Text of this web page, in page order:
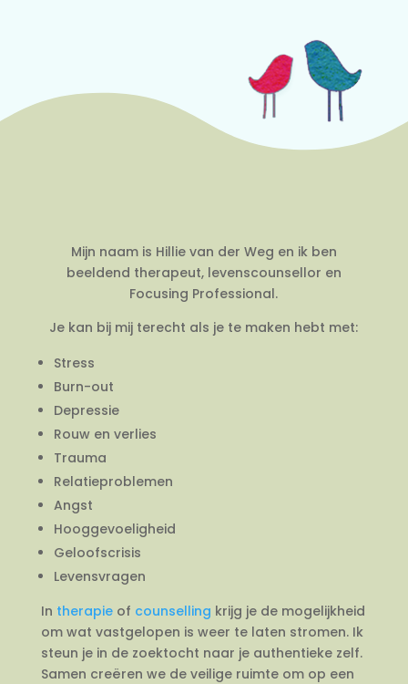
Mijn naam is Hillie van der Weg en ik ben
beeldend therapeut, levenscounsellor en
Focusing Professional.
Je kan bij mij terecht als je te maken hebt met:
Stress
Burn-out
Depressie
Rouw en verlies
Trauma
Relatieproblemen
Angst
Hooggevoeligheid
Geloofscrisis
Levensvragen
In therapieof counselling krijg je de mogelijkheid
om wat vastgelopen is weer te laten stromen. Ik
steun je in de zoektocht naar je authentieke zelf.
Samen creëren we de veilige ruimte om op een